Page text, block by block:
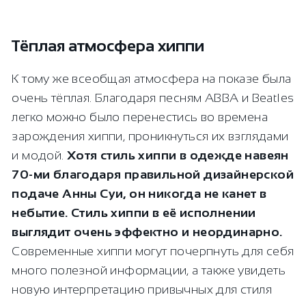
Тёплая атмосфера хиппи
К тому же всеобщая атмосфера на показе была
очень тёплая. Благодаря песням ABBA и Beatles
легко можно было перенестись во времена
зарождения хиппи, проникнуться их взглядами
и модой. Хотя стиль хиппи в одежде навеян
70-ми благодаря правильной дизайнерской
подаче Анны Суи, он никогда не канет в
небытие. Стиль хиппи в её исполнении
выглядит очень эффектно и неординарно.
Современные хиппи могут почерпнуть для себя
много полезной информации, а также увидеть
новую интерпретацию привычных для стиля